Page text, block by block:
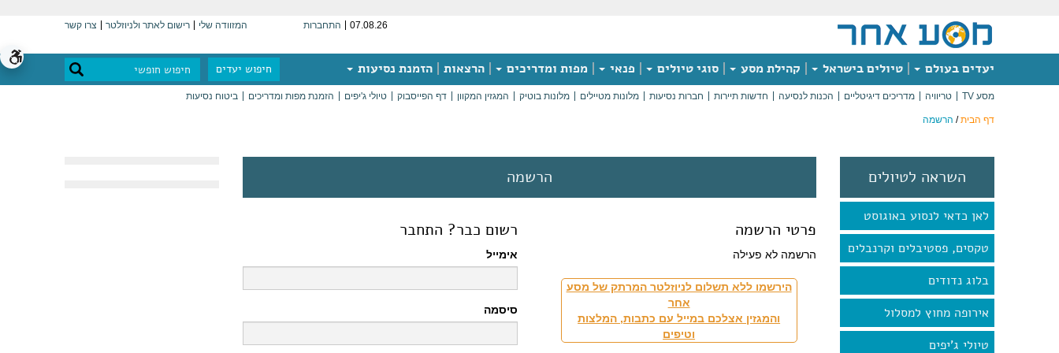
07.08.26 התחברות המזוודה שלי רישום לאתר ולניוזלטר צרו קשר
יעדים בעולם טיולים בישראל קהילת מסע סוגי טיולים פנאי מפות ומדריכים הרצאות הזמנת נסיעות חיפוש יעדים
מסע TV טריוויה מדריכים דיגיטליים הכנות לנסיעה חדשות תיירות חברות נסיעות מלונות מטיילים מלונות בוטיק המגזין המקוון דף הפייסבוק טיולי ג'יפים הזמנת מפות ומדריכים ביטוח נסיעות
דף הבית/ הרשמה
השראה לטיולים
לאן כדאי לנסוע באוגוסט
טקסים, פסטיבלים וקרנבלים
בלוג נדודים
אירופה מחוץ למסלול
טיולי ג'יפים
הרשמה
פרטי הרשמה
הרשמה לא פעילה
הירשמו ללא תשלום לניוזלטר המרתק של מסע
אחר
והמגזין אצלכם במייל עם כתבות, המלצות
וטיפים
רשום כבר? התחבר
אימייל
סיסמה